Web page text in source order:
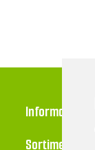
Informace
Sortiment